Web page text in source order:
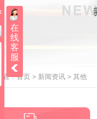
置：首页 > 新闻资讯 > 其他
在
线
客
服